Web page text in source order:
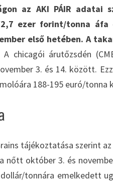
az AKI PÁIR
ezer forint/tonna
első hetében. A
A chicagói árutőzsdén
3. és 14. között.
188-195 euró/tonna
tájékoztatása szerint
nőtt október 3. és
tonnára emelkedett